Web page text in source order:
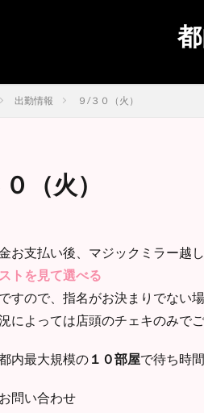
出勤情報 ９/３０（火）
（火）
お支払い後、マジックミラー越
トを見て選べる
すので、指名がお決まりでない
によっては店頭のチェキのみで
内最大規模の １０部屋で待ち時
問い合わせ